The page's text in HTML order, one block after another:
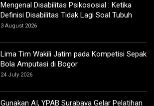
Mengenal Disabilitas Psikososial : Ketika
Definisi Disabilitas Tidak Lagi Soal Tubuh
3 August 2026
Lima Tim Wakili Jatim pada Kompetisi Sepak
Bola Amputasi di Bogor
24 July 2026
Gunakan AI, YPAB Surabaya Gelar Pelatihan